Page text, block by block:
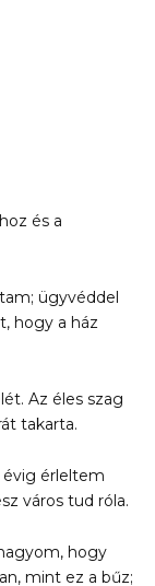
és a
ügyvéddel
hogy a ház
Az éles szag
takarta.
érleltem
város tud róla.
hogy
mint ez a bűz;